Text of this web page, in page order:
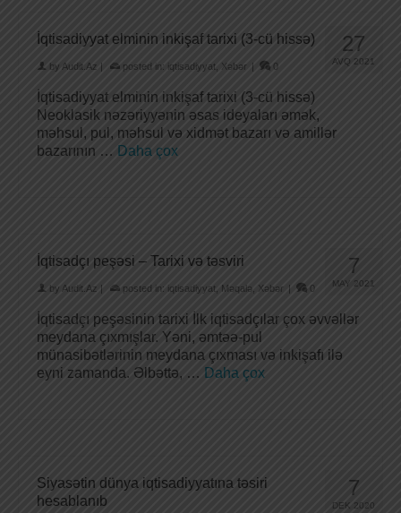
27
AVQ 2021
İqtisadiyyat elminin inkişaf tarixi (3-cü hissə)
by Audit.Az | posted in: iqtisadiyyat Xəbər | 0
İqtisadiyyat elminin inkişaf tarixi (3-cü hissə)
Neoklasik nəzəriyyənin əsas ideyaları əmək,
məhsul, pul, məhsul və xidmət bazarı və amillər
bazarının … Daha çox
7
MAY 2021
İqtisadçı peşəsi – Tarixi və təsviri
by Audit.Az | posted in: iqtisadiyyat Məqalə Xəbər | 0
İqtisadçı peşəsinin tarixi İlk iqtisadçılar çox əvvəllər
meydana çıxmışlar. Yəni, əmtəə-pul
münasibətlərinin meydana çıxması və inkişafı ilə
eyni zamanda. Əlbəttə, … Daha çox
7
DEK 2020
Siyasətin dünya iqtisadiyyatına təsiri
hesablanıb